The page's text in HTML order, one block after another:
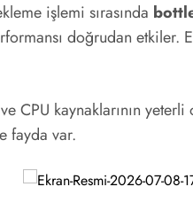
işlemi sırasında
doğrudan etkiler.
CPU kaynaklarının
fayda var.